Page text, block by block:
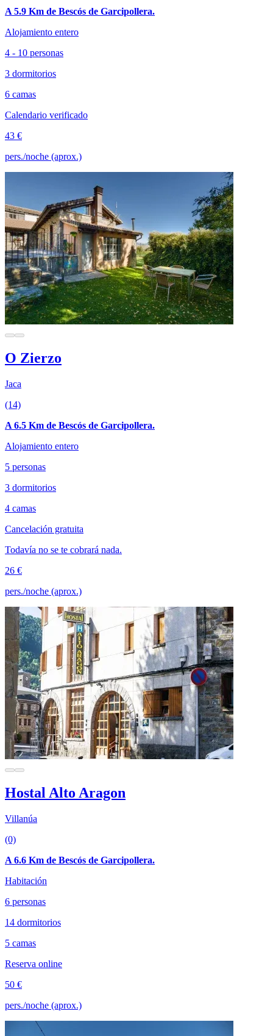
A 5.9 Km de Bescós de Garcipollera.
Alojamiento entero
4 - 10 personas
3 dormitorios
6 camas
Calendario verificado
43 €
pers./noche (aprox.)
O Zierzo
Jaca
(14)
A 6.5 Km de Bescós de Garcipollera.
Alojamiento entero
5 personas
3 dormitorios
4 camas
Cancelación gratuita
Todavía no se te cobrará nada.
26 €
pers./noche (aprox.)
Hostal Alto Aragon
Villanúa
(0)
A 6.6 Km de Bescós de Garcipollera.
Habitación
6 personas
14 dormitorios
5 camas
Reserva online
50 €
pers./noche (aprox.)